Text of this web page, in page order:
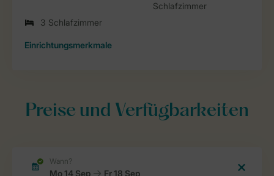
Schlafzimmer
3 Schlafzimmer
Einrichtungsmerkmale
Preise und Verfügbarkeiten